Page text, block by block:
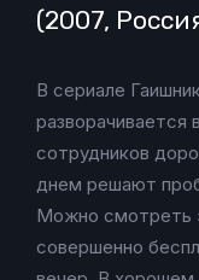
(2007,
В сериале
разворачивается
сотрудников
днем решают
Можно смотреть
совершенно